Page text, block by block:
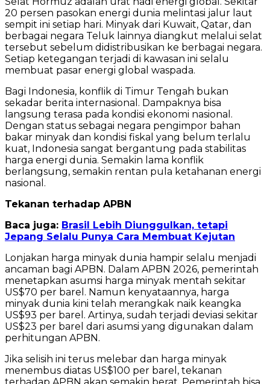
20 persen pasokan energi dunia melintasi jalur laut
sempit ini setiap hari. Minyak dari Kuwait, Qatar, dan
berbagai negara Teluk lainnya diangkut melalui selat
tersebut sebelum didistribusikan ke berbagai negara.
Setiap ketegangan terjadi di kawasan ini selalu
membuat pasar energi global waspada.
Bagi Indonesia, konflik di Timur Tengah bukan
sekadar berita internasional. Dampaknya bisa
langsung terasa pada kondisi ekonomi nasional.
Dengan status sebagai negara pengimpor bahan
bakar minyak dan kondisi fiskal yang belum terlalu
kuat, Indonesia sangat bergantung pada stabilitas
harga energi dunia. Semakin lama konflik
berlangsung, semakin rentan pula ketahanan energi
nasional.
Tekanan terhadap APBN
Baca juga: Brasil Lebih Diunggulkan, tetapi
Jepang Selalu Punya Cara Membuat Kejutan
Lonjakan harga minyak dunia hampir selalu menjadi
ancaman bagi APBN. Dalam APBN 2026, pemerintah
menetapkan asumsi harga minyak mentah sekitar
US$70 per barel. Namun kenyataannya, harga
minyak dunia kini telah merangkak naik keangka
US$93 per barel. Artinya, sudah terjadi deviasi sekitar
US$23 per barel dari asumsi yang digunakan dalam
perhitungan APBN.
Jika selisih ini terus melebar dan harga minyak
menembus diatas US$100 per barel, tekanan